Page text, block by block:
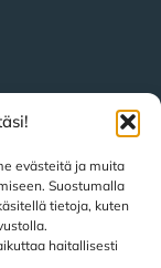
evästeitä ja muita
Suostumalla
tietoja, kuten
haitallisesti